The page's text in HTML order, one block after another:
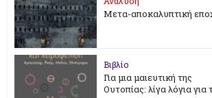
Μετα-αποκαλυπτική
Βιβλίο
Για μια μαιευτική της
Ουτοπίας: λίγα λόγια για